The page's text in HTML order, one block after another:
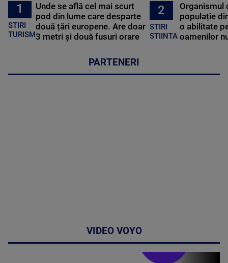
1
STIRI
TURISM
Unde se află cel mai scurt
pod din lume care desparte
două țări europene. Are doar
3 metri și două fusuri orare
2
STIRI
STIINTA
Organismul
populație
o abilitate
oamenilor
PARTENERI
VIDEO VOYO